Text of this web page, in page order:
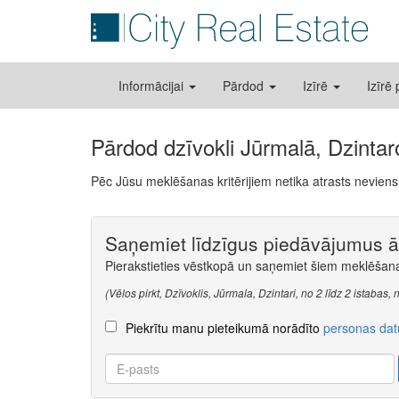
Informācijai Pārdod Izīrē Izīrē
Pārdod dzīvokli Jūrmalā,
Pēc Jūsu meklēšanas kritērijiem netika atrasts
Saņemiet līdzīgus piedāvājumus
Pierakstieties vēstkopā un saņemiet šiem
(Vēlos pirkt, Dzīvoklis, Jūrmala, Dzintari, no 2 līdz 2 istabas,
Piekrītu manu pieteikumā norādīto personas
E-
pasts